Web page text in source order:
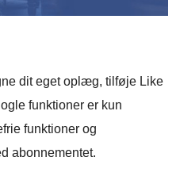
dit eget oplæg, tilføje Like
funktioner er kun
funktioner og
abonnementet.